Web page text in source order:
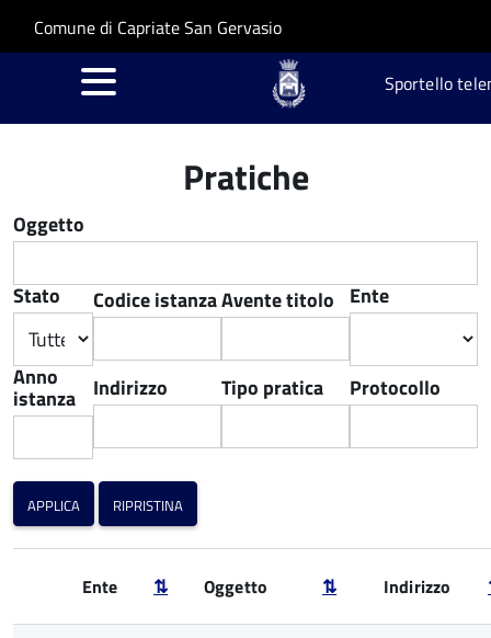
Salta al contenuto principale
Skip to site navigation
Comune di Capriate San Gervasio
Sportello
Pratiche
Oggetto
Stato Codice istanzaAvente titolo Ente
Anno
istanza Indirizzo Tipo pratica Protocollo
Ente ⇅ Oggetto ⇅ Indirizzo